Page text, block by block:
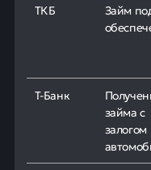
ТКБ
Займ
Т-Банк
займа с
залогом